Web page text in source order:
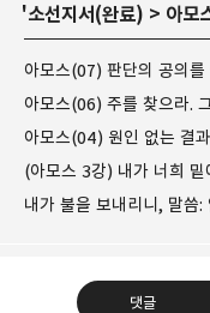
'소선지서(완료) > 아모
아모스(06) 주를 찾으라.
아모스(04) 원인 없는 결
(아모스 3강) 내가 너희
내가 불을 보내리니, 말씀
댓글